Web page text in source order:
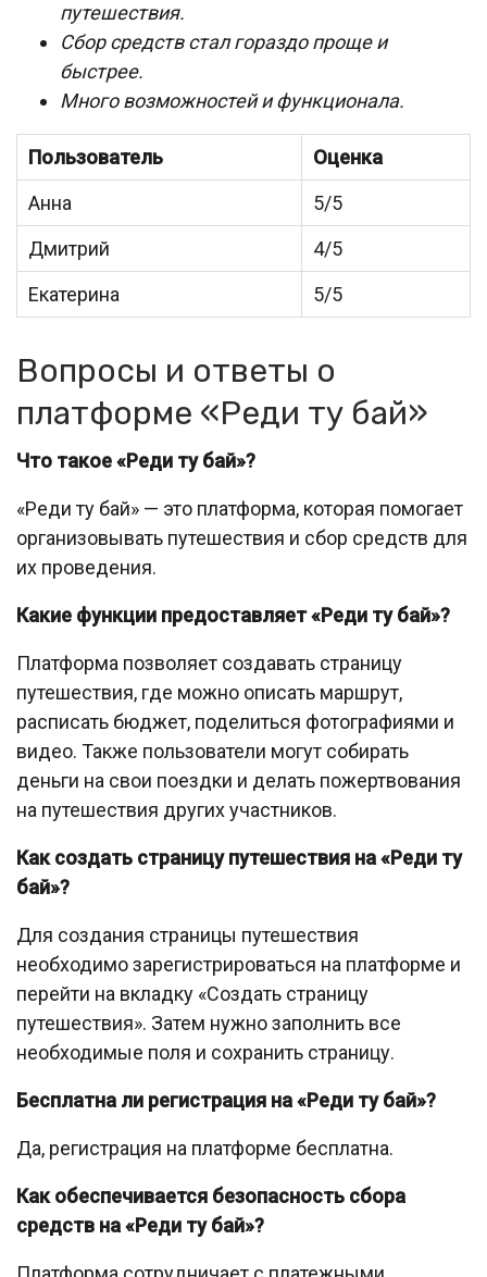
путешествия.
Сбор средств стал гораздо проще и
быстрее.
Много возможностей и функционала.
Пользователь
Оценка
Анна
5/5
Дмитрий
4/5
Екатерина
5/5
Вопросы и ответы о
платформе «Реди ту бай»
Что такое «Реди ту бай»?
«Реди ту бай» — это платформа, которая помогает
организовывать путешествия и сбор средств для
их проведения.
Какие функции предоставляет «Реди ту бай»?
Платформа позволяет создавать страницу
путешествия, где можно описать маршрут,
расписать бюджет, поделиться фотографиями и
видео. Также пользователи могут собирать
деньги на свои поездки и делать пожертвования
на путешествия других участников.
Как создать страницу путешествия на «Реди ту
бай»?
Для создания страницы путешествия
необходимо зарегистрироваться на платформе и
перейти на вкладку «Создать страницу
путешествия». Затем нужно заполнить все
необходимые поля и сохранить страницу.
Бесплатна ли регистрация на «Реди ту бай»?
Да, регистрация на платформе бесплатна.
Как обеспечивается безопасность сбора
средств на «Реди ту бай»?